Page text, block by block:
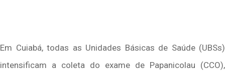
Em Cuiabá, todas as Unidades Básicas de Saúde (UBSs)
intensificam a coleta do exame de Papanicolau (CCO),